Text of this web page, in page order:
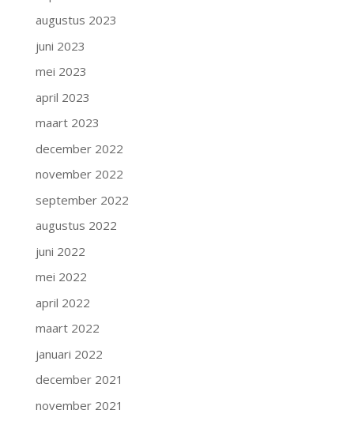
augustus 2023
juni 2023
mei 2023
april 2023
maart 2023
december 2022
november 2022
september 2022
augustus 2022
juni 2022
mei 2022
april 2022
maart 2022
januari 2022
december 2021
november 2021